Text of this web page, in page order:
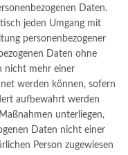
Daten.
jeden Umgang mit
personenbezogener
Daten ohne
nicht mehr einer
werden können, sofern
aufbewahrt werden
unterliegen,
Daten nicht einer
Person zugewiesen